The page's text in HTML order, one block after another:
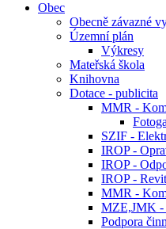
Obec
Obecně závazné
Územní plán
Výkresy
Mateřská škola
Knihovna
Dotace - publicita
MMR -
SZIF -
IROP -
IROP -
IROP -
MMR -
MZE,JMK -
Podpora